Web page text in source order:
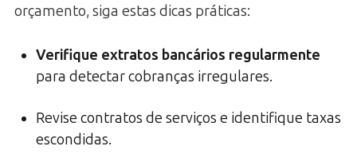
orçamento, siga estas dicas práticas:
Verifique extratos bancários regularmente
para detectar cobranças irregulares.
Revise contratos de serviços e identifique taxas
escondidas.